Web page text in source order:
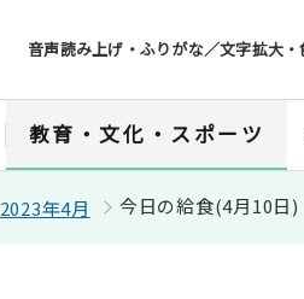
音声読み上げ・ふりがな／文字拡大
教育・文化・スポーツ
2023年4月 今日の給食(4月10日)